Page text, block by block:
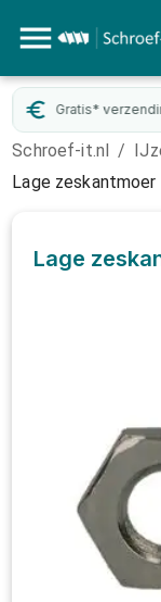
Gratis*
Schroef-it.nl /
Lage zeskantmoer
Lage